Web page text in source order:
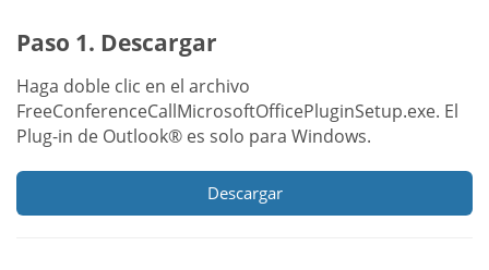
Paso 1. Descargar
Haga doble clic en el archivo
FreeConferenceCallMicrosoftOfficePluginSetup.exe. El
Plug-in de Outlook® es solo para Windows.
Descargar